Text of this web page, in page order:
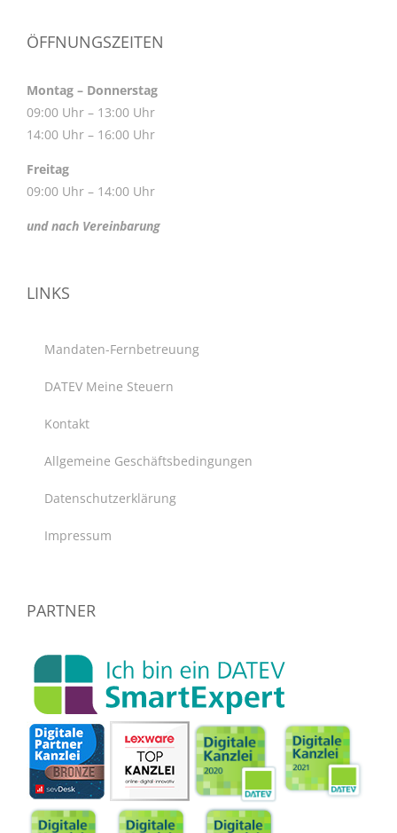
ÖFFNUNGSZEITEN
Montag – Donnerstag
09:00 Uhr – 13:00 Uhr
14:00 Uhr – 16:00 Uhr
Freitag
09:00 Uhr – 14:00 Uhr
und nach Vereinbarung
LINKS
Mandaten-Fernbetreuung
DATEV Meine Steuern
Kontakt
Allgemeine Geschäftsbedingungen
Datenschutzerklärung
Impressum
PARTNER